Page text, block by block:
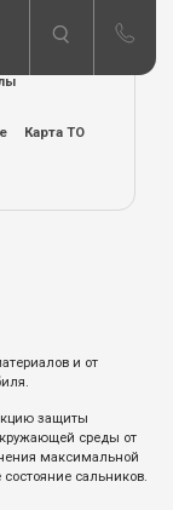
Карта ТО
и от
защиты
среды от
максимальной
сальников.